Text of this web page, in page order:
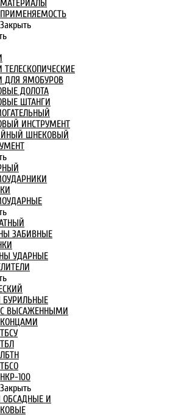
МАТЕРИАЛЫ
ПРИМЕНЯЕМОСТЬ
Закрыть
ТЕЛЕСКОПИЧЕСКИЕ
ДЛЯ ЯМОБУРОВ
ДОЛОТА
ШТАНГИ
ИНСТРУМЕНТ
ШНЕКОВЫЙ
ЗАБИВНЫЕ
УДАРНЫЕ
БУРИЛЬНЫЕ
С ВЫСАЖЕННЫМИ
КОНЦАМИ
ТБСУ
ТБЛ
ЛБТН
ТБСО
НКР-100
Закрыть
ОБСАДНЫЕ И